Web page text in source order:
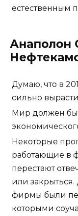
естественным
Анаполон
Думаю, что в
сильно
Мир должен
Некоторые
работающие в
перестают
или закрыться.
фирмы были
которыми